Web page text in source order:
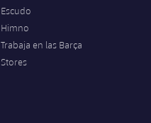
Escudo
Himno
Trabaja en las Barça
Stores